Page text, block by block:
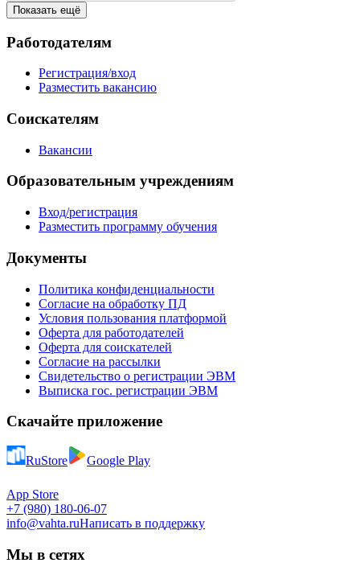
Показать ещё
Работодателям
Регистрация/вход
Разместить вакансию
Соискателям
Вакансии
Образовательным учреждениям
Вход/регистрация
Разместить программу обучения
Документы
Политика конфиденциальности
Согласие на обработку ПД
Условия пользования платформой
Оферта для работодателей
Оферта для соискателей
Согласие на рассылки
Свидетельство о регистрации ЭВМ
Выписка гос. регистрации ЭВМ
Скачайте приложение
RuStore Google Play
App Store
+7 (980) 180-06-07
info@vahta.ruНаписать в поддержку
Мы в сетях